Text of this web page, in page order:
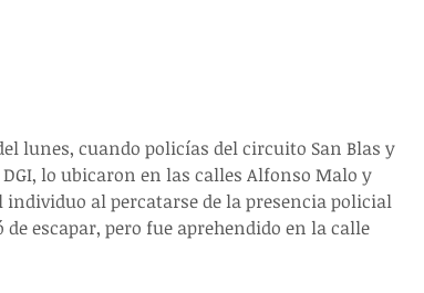
lunes, cuando policías del circuito San Blas y
lo ubicaron en las calles Alfonso Malo y
al percatarse de la presencia policial
escapar, pero fue aprehendido en la calle